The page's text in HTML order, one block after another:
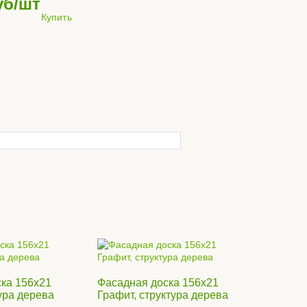
Купить
м2 6845 руб/м2
Купить
156x21
дерева
Фасадная доска 156x21
Графит, структура дерева